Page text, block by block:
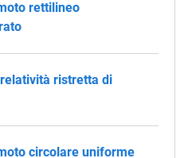
rettilineo
ristretta di
circolare uniforme